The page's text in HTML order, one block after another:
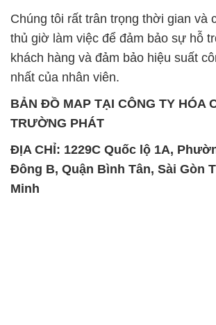
Chúng tôi rất trân trọng thời gian và
thủ giờ làm việc để đảm bảo sự hỗ
khách hàng và đảm bảo hiệu suất
nhất của nhân viên.
BẢN ĐỒ MAP TẠI CÔNG TY HÓA
TRƯỜNG PHÁT
ĐỊA CHỈ: 1229C Quốc lộ 1A,
Đông B, Quận Bình Tân, Sài Gòn
Minh